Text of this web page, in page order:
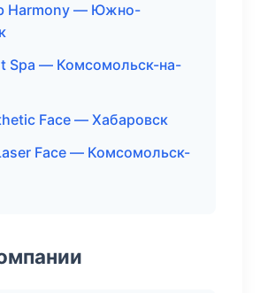
Harmony — Южно-
Spa — Комсомольск-на-
Face — Хабаровск
Face — Комсомольск-